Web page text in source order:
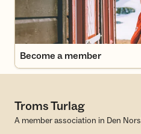
Become a member
Troms Turlag
A member association in Den